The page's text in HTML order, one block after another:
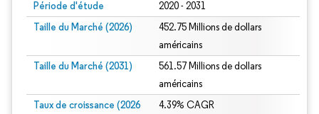
Période d'étude 2020 - 2031
Taille du Marché (2026)
452.75 Millions de dollars
américains
Taille du Marché (2031)
561.57 Millions de dollars
américains
Taux de croissance (2026
4.39% CAGR